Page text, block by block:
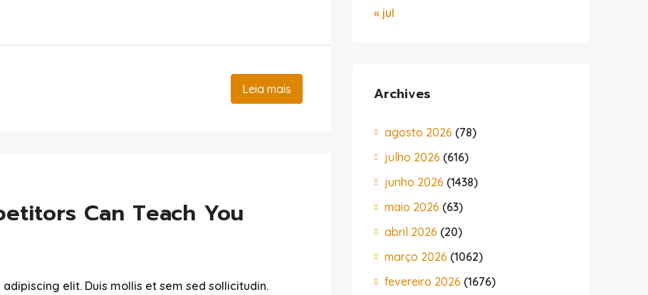
Leia mais
Can Teach You
elit. Duis mollis et sem sed sollicitudin.
« jul
Archives
agosto 2026 (78)
julho 2026 (616)
junho 2026 (1438)
maio 2026 (63)
abril 2026 (20)
março 2026 (1062)
fevereiro 2026 (1676)